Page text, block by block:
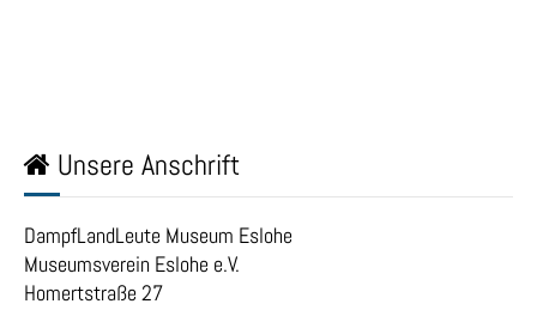
Unsere Anschrift
DampfLandLeute Museum Eslohe
Museumsverein Eslohe e.V.
Homertstraße 27